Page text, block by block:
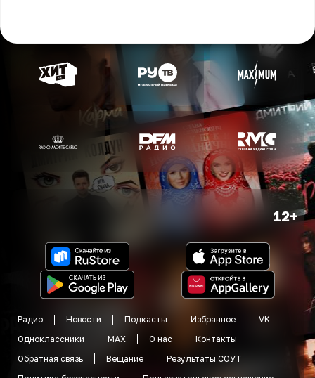
12+
Радио Новости Подкасты Избранное
VK
Одноклассники
MAX О нас
Контакты
Обратная связь
Вещание
Результаты СОУТ